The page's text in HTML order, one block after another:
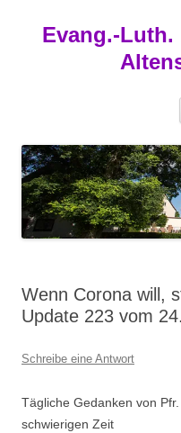
springen
Evang.-
Wenn Corona will,
Update 223 vom
Schreibe eine Antwort
Tägliche Gedanken von
schwierigen Zeit